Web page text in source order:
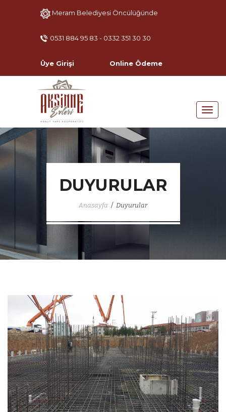
Meram Belediyesi Öncülüğünde
0531 884 95 83 - 0332 351 30 30
Üye Girişi Online Ödeme
DUYURULAR
Anasayfa / Duyurular